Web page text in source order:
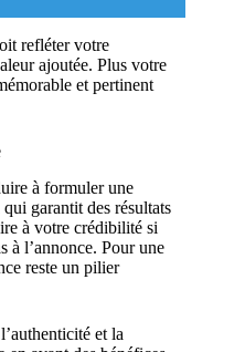
refléter votre
ajoutée. Plus votre
et pertinent
à formuler une
garantit des résultats
à votre crédibilité si
à l’annonce. Pour une
reste un pilier
et la